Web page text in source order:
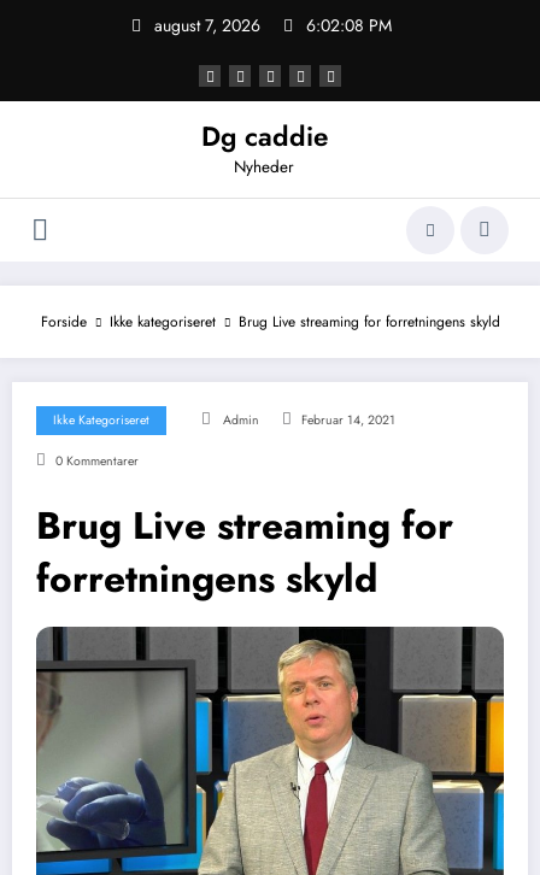
august 7, 2026 6:02:09 PM
Dg caddie
Nyheder
Forside Ikke kategoriseret Brug Live streaming for forretningens skyld
Ikke Kategoriseret Admin Februar 14, 2021
0 Kommentarer
Brug Live streaming for
forretningens skyld